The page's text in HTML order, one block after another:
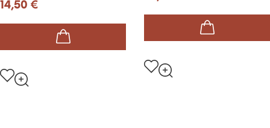
14,50 €